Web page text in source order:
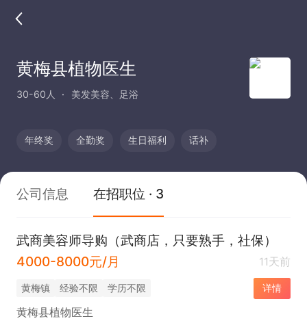
黄梅县植物医生
30-60人 美发美容、足浴
年终奖 全勤奖 生日福利 话补
公司信息 在招职位 · 3
武商美容师导购（武商店，只要熟手，社保）
4000-8000元/月
11天前
黄梅镇 经验不限 学历不限 详情
黄梅县植物医生